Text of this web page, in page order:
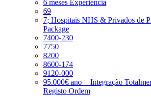
6 meses Experiência
69
7; Hospitais NHS & Privados de
Package
7400-230
7750
8200
8600-174
9120-000
95.000€ ano + Integração
Registo Ordem